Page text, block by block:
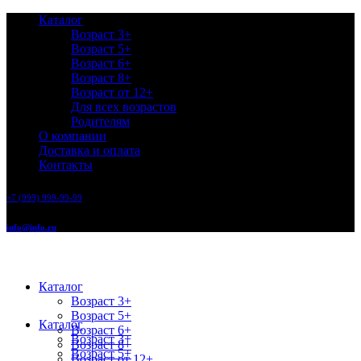
Каталог
Возраст 3+
Возраст 5+
Возраст 6+
Возраст 8+
Возраст от 12+
Для всех возрастов
Родителям
О компании
Доставка и оплата
Контакты
+7 (999) 999-99-99
info@info.ru
Каталог
Возраст 3+
Возраст 5+
Возраст 6+
Возраст 8+
Каталог
Возраст 3+
Возраст 5+